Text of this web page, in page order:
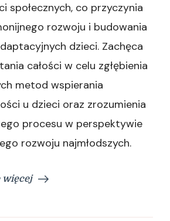
społecznych, co przyczynia
rozwoju i budowania
dzieci. Zachęca
całości w celu zgłębienia
metod wspierania
u dzieci oraz zrozumienia
procesu w perspektywie
rozwoju najmłodszych.
więcej